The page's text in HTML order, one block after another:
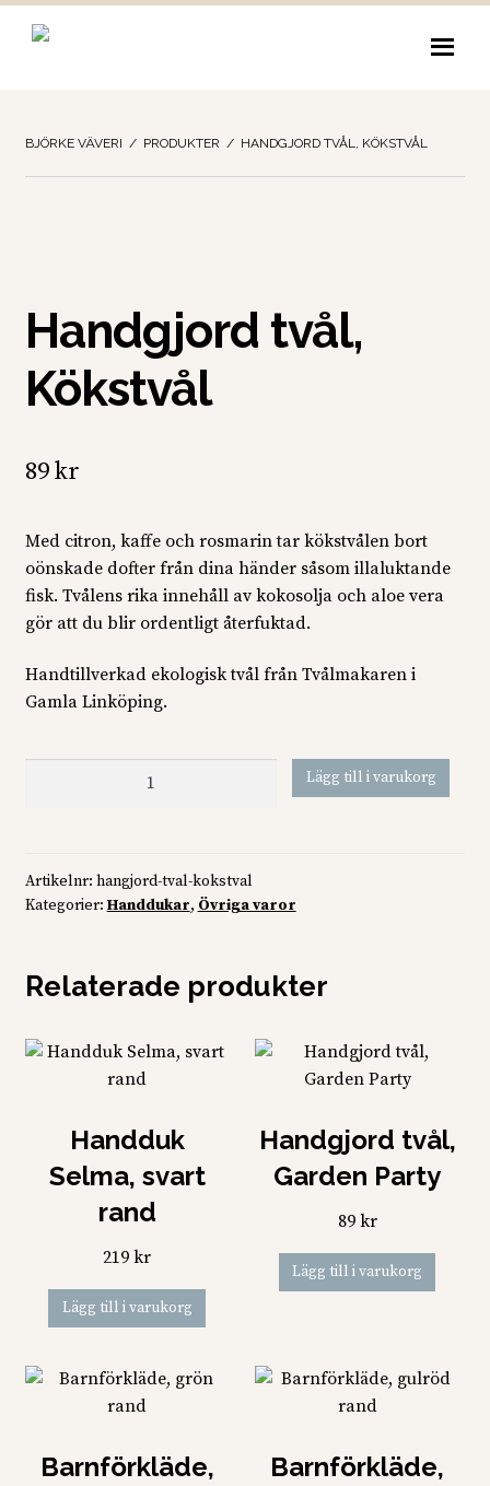
Hoppa
Hoppa
BJÖRKE VÄVERI / PRODUKTER / HANDGJORD TVÅL, KÖKSTVÅL
Handgjord tvål,
Kökstvål
89kr
Med citron, kaffe och rosmarin tar kökstvålen bort
oönskade dofter från dina händer såsom illaluktande
fisk. Tvålens rika innehåll av kokosolja och aloe vera
gör att du blir ordentligt återfuktad.
Handtillverkad ekologisk tvål från Tvålmakaren i
Gamla Linköping.
Lägg till i varukorg
Artikelnr: hangjord-tval-kokstval
Kategorier: Handdukar, Övriga varor
Relaterade produkter
Handduk
Selma, svart
rand
219kr
Lägg till i varukorg
Handgjord tvål,
Garden Party
89 kr
Lägg till i varukorg
Barnförkläde,
Barnförkläde,